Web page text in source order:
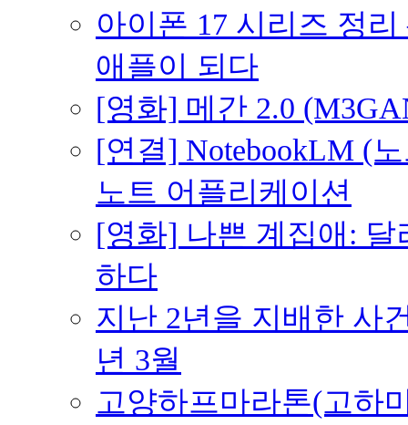
아이폰 17 시리즈 정
애플이 되다
[영화] 메간 2.0
[연결] NotebookLM (
노트 어플리케이션
[영화] 나쁜 계집애:
하다
지난 2년을 지배한 사
년 3월
고양하프마라톤(고하